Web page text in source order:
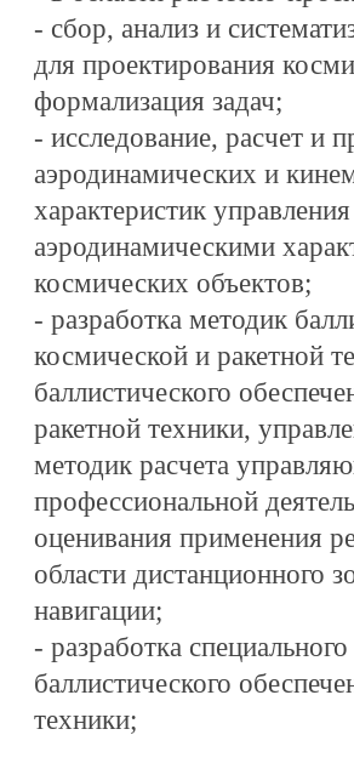
- сбор, анализ и
для проектирования
формализация задач;
- исследование, расчет и
аэродинамических и
характеристик
аэродинамическими
космических объектов;
- разработка методик
космической и ракетной
баллистического
ракетной техники,
методик расчета
профессиональной
оценивания применения
области дистанционного
навигации;
- разработка
баллистического
техники;